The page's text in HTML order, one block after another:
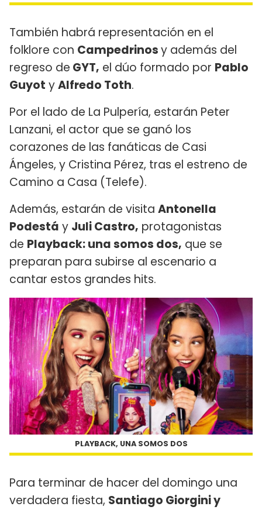
También habrá representación en el
folklore con Campedrinosy además del
regreso de GYT, el dúo formado por Pablo
Guyot yAlfredo Toth.
Por el lado de La Pulpería, estarán Peter
Lanzani, el actor que se ganó los
corazones de las fanáticas de Casi
Ángeles, y Cristina Pérez, tras el estreno de
Camino a Casa (Telefe).
Además, estarán de visita Antonella
Podestá y Juli Castro, protagonistas
de Playback: una somos dos, que se
preparan para subirse al escenario a
cantar estos grandes hits.
PLAYBACK, UNA SOMOS DOS
Para terminar de hacer del domingo una
verdadera fiesta, Santiago Giorgini y